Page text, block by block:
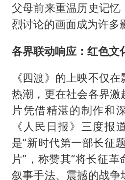
父母前来重温历史记忆
烈讨论的画面成为许多
各界联动响应：红色文
《四渡》的上映不仅
热潮，更在社会各界激
片凭借精湛的制作和
《人民日报》三度报
是“新时代第一部长征
片”，称赞其“将长征
叙事手法、震撼的战争